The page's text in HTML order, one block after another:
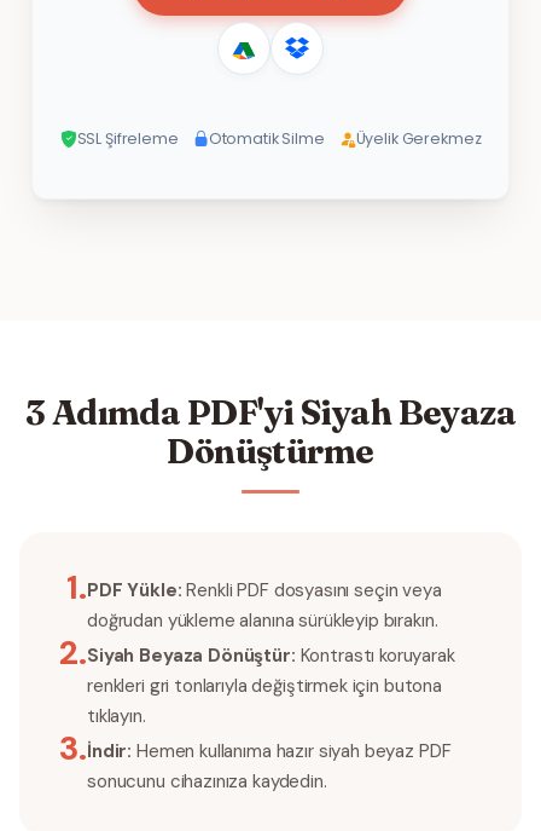
SSL Şifreleme Otomatik Silme Üyelik Gerekmez
3 Adımda PDF'yi Siyah Beyaza
Dönüştürme
1.PDF Yükle: Renkli PDF dosyasını seçin veya
doğrudan yükleme alanına sürükleyip bırakın.
2.Siyah Beyaza Dönüştür: Kontrastı koruyarak
renkleri gri tonlarıyla değiştirmek için butona
tıklayın.
3.İndir: Hemen kullanıma hazır siyah beyaz PDF
sonucunu cihazınıza kaydedin.